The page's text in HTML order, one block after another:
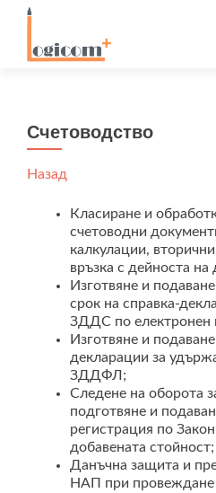
Счетоводство
Назад
Класиране и
счетоводни
калкулации,
връзка с дейноста на
Изготвяне и
срок на справка-
ЗДДС по електронен
Изготвяне и
декларации за
ЗДДФЛ;
Следене на оборота
подготвяне и
регистрация по
добавената стойност;
Данъчна защита и
НАП при